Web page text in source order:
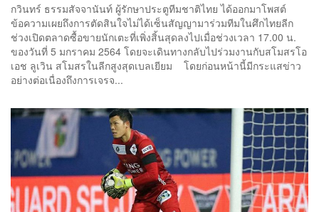
กวินทร์ ธรรมสัจจานันท์ ผู้รักษาประตูทีมชาติไทย ได้ออกมาโพสต์
ข้อความเผยถึงการตัดสินใจไม่ได้เซ็นสัญญามาร่วมทีมในศึกไทยลีก
ช่วงเปิดตลาดซื้อขายนักเตะที่เพิ่งสิ้นสุดลงไปเมื่อช่วงเวลา 17.00 น.
ของวันที่ 5 มกราคม 2564 โดยจะเดินทางกลับไปร่วมงานกับสโมสรโอ
เอช ลูเวิน สโมสรในลีกสูงสุดเบลเยียม โดยก่อนหน้านี้มีกระแสข่าว
อย่างต่อเนื่องถึงการเจรจ...